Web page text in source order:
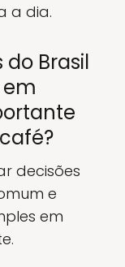
a dia.
do Brasil
decisões
e
em